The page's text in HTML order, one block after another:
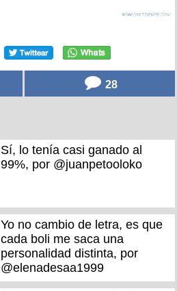
28
Sí, lo tenía casi ganado al
99%, por @juanpetooloko
Yo no cambio de letra, es que
cada boli me saca una
personalidad distinta, por
@elenadesaa1999